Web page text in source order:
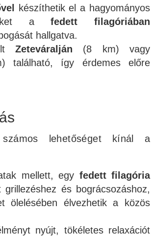
készíthetik el a hagyományos
afedett filagóriában
hallgatva.
Zeteváralján (8 km) vagy
található, így érdemes előre
lehetőséget kínál a
mellett, egy fedett filagória
és bográcsozáshoz,
ölelésében élvezhetik a közös
nyújt, tökéletes relaxációt